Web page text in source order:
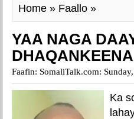
Home » Faallo »
YAA NAGA
Faafin: SomaliTalk.com:
Ka